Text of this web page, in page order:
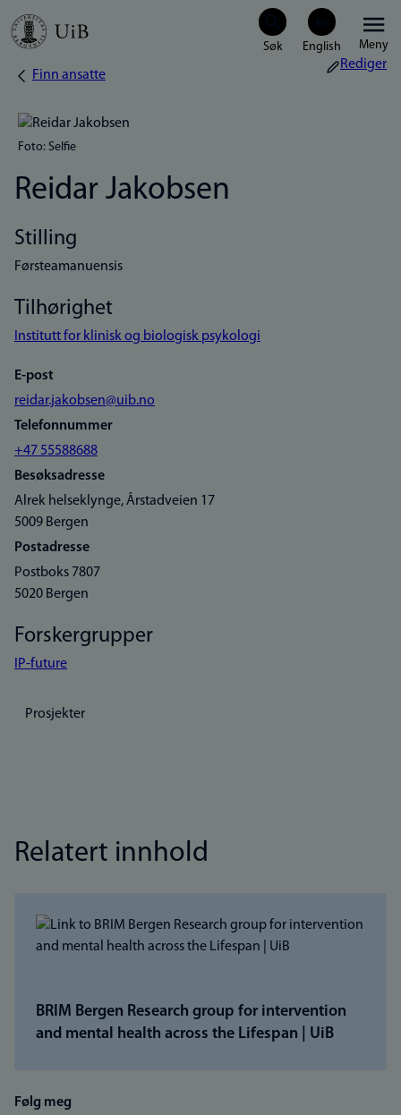
Hopp
Meny
Navigasjonssti
Finn ansatte
Rediger
Foto: Selfie
Reidar Jakobsen
Stilling
Førsteamanuensis
Tilhørighet
Institutt for klinisk og biologisk psykologi
E-post
reidar.jakobsen@uib.no
Telefonnummer
+47 55588688
Besøksadresse
Alrek helseklynge, Årstadveien 17
5009 Bergen
Postadresse
Postboks 7807
5020 Bergen
Forskergrupper
IP-future
Prosjekter
Relatert innhold
BRIM Bergen Research group for intervention
and mental health across the Lifespan | UiB
Følg meg